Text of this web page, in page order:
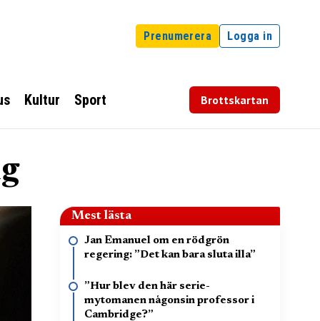
Prenumerera Logga in
Kultur Sport Brottskartan
Mest lästa
Jan Emanuel om en rödgrön
regering: ”Det kan bara sluta illa”
”Hur blev den här serie-
mytomanen någonsin professor i
Cambridge?”